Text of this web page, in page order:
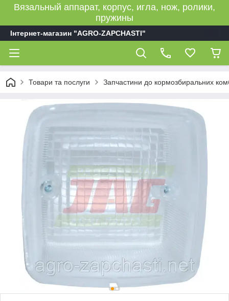
Вязальный аппарат, корпус, игла, нож, ролики,
пружины
Інтернет-магазин "AGRO-ZAPCHASTI"
Товари та послуги Запчастини до кормозбиральних